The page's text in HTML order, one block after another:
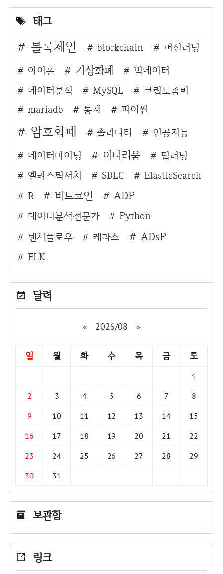
태그
블록체인 blockchain
머신러닝
아이폰
가상화폐
빅데이터
데이터분석
MySQL
크립토좀비
mariadb
통계 파이썬
암호화폐 솔리디티
인공지능
데이터마이닝
이더리움
딥러닝
엘라스틱서치
SDLC
ElasticSearch
R
비트코인 ADP
데이터분석전문가
Python
텐서플로우
케라스 ADsP
ELK
달력
« 2026/08 »
일 월 화 수 목 금 토
1
2
3 4 5 6 7
8
9
10 11 12 13 14
15
16
17 18 19 20 21
22
23
24 25 26 27 28
29
30
31
보관함
링크